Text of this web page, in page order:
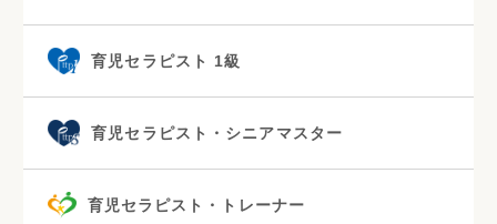
育児セラピスト 1級
育児セラピスト・シニアマスター
育児セラピスト・トレーナー